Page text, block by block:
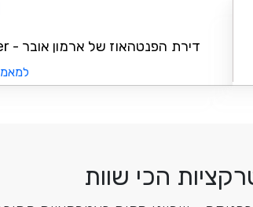
דירת הפנטהאוז של ארמון אובר - Uber...
הכי שוות